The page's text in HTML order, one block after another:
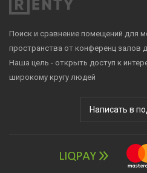
Поиск и сравнение помещений для
пространства от конференц залов
Наша цель - открыть доступ к
широкому кругу людей
Написать в